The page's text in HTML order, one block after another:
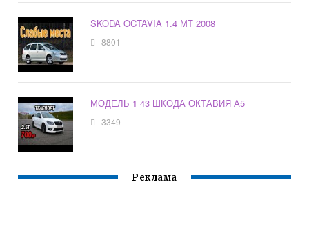
SKODA OCTAVIA 1.4 МТ 2008
8801
МОДЕЛЬ 1 43 ШКОДА ОКТАВИЯ А5
3349
Реклама